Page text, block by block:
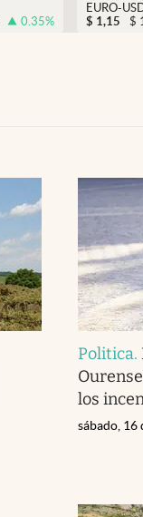
0.35%
EURO-
$ 1,15 $
Politica.
los
sábado, 16